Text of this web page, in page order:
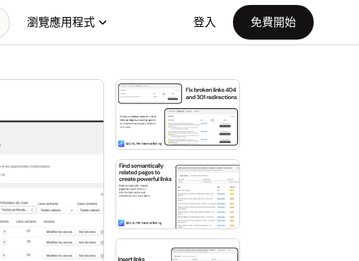
瀏覽應用程式 登入 免費開始